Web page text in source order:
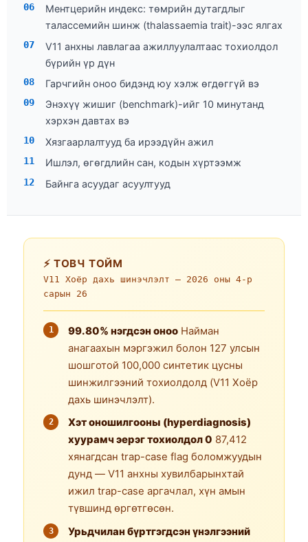
Ментцерийн индекс: төмрийн дутагдлыг
талассемийн шинж (thalassaemia trait)-ээс ялгах
V11 анхны лавлагаа ажиллуулалтаас тохиолдол
бүрийн үр дүн
Гарчгийн оноо бидэнд юу хэлж өгдөггүй вэ
Энэхүү жишиг (benchmark)-ийг 10 минутанд
хэрхэн давтах вэ
Хязгаарлалтууд ба ирээдүйн ажил
Ишлэл, өгөгдлийн сан, кодын хүртээмж
Байнга асуудаг асуултууд
⚡ ТОВЧ ТОЙМ
V11 Хоёр дахь шинэчлэлт — 2026 оны 4-р
сарын 26
99.80% нэгдсэн оноо Найман
анагаахын мэргэжил болон 127 улсын
шошготой 100,000 синтетик цусны
шинжилгээний тохиолдолд (V11 Хоёр
дахь шинэчлэлт).
Хэт оношилгооны (hyperdiagnosis)
хуурамч эерэг тохиолдол 0 87,412
хянагдсан trap-case flag боломжуудын
дунд — V11 анхны хувилбарынхтай
ижил trap-case аргачлал, хүн амын
түвшинд өргөтгөсөн.
Урьдчилан бүртгэгдсэн үнэлгээний